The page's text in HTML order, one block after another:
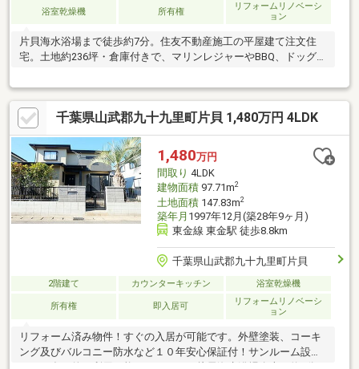
浴室乾燥機 所有権
リフォームリノベーシ
ョン
片貝海水浴場まで徒歩約7分。住友不動産施工の平屋建て注文住
宅。土地約236坪・倉庫付きで、マリンレジャーやBBQ、ドッグラ
千葉県山武郡九十九里町片貝 1,480万円 4LDK
1,480万円
間取り 4LDK
建物面積97.71m2
土地面積147.83m2
築年月 1997年12月(築28年9ヶ月)
東金線 東金駅 徒歩8.8km
千葉県山武郡九十九里町片貝
2階建て カウンターキッチン 浴室乾燥機
所有権 即入居可
リフォームリノベーシ
ョン
リフォーム済み物件！すぐの入居が可能です。外壁塗装、コーキ
ング及びバルコニー防水など１０年安心保証付！サンルーム設備